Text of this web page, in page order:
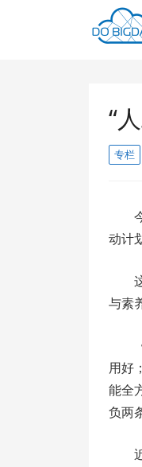
“
专栏
动计
与素
用好
能全
负两